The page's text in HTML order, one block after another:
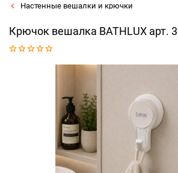
Настенные вешалки и крючки
Крючок вешалка BATHLUX арт.